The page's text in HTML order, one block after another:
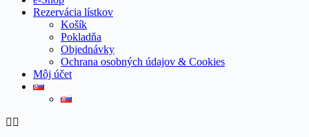
Rezervácia lístkov
Košík
Pokladňa
Objednávky
Ochrana osobných údajov & Cookies
Môj účet